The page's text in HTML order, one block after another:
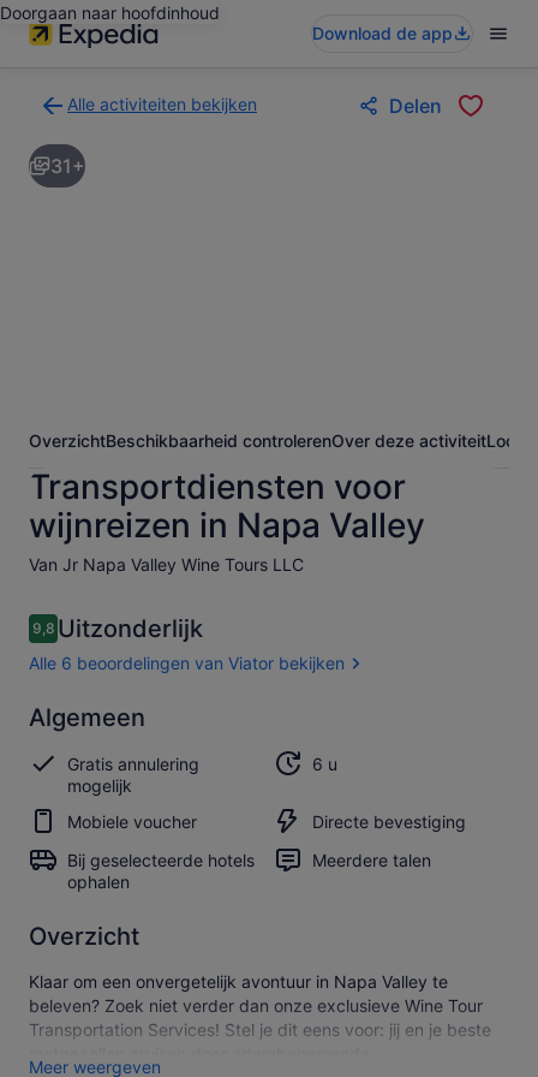
Doorgaan naar hoofdinhoud
Download de app
Alle activiteiten bekijken
naar
de
zoekresultatenpagina
Delen
31+
OverzichtBeschikbaarheid controlerenOver deze activiteit
Transportdiensten voor
wijnreizen in Napa Valley
Van Jr Napa Valley Wine Tours LLC
Beoordelingen
9,89,8 op 10 –
Uitzonderlijk
Alle 6 beoordelingen van Viator bekijken
9.89.8 van 10
Uitzonderlijk
Alle 6
beoordelingen
van Viator
bekijken
Algemeen
Gratis annulering
mogelijk
6 u
Mobiele voucher
Directe bevestiging
Bij geselecteerde hotels
ophalen
Meerdere talen
Overzicht
Klaar om een onvergetelijk avontuur in Napa Valley te
beleven? Zoek niet verder dan onze exclusieve Wine Tour
Transportation Services! Stel je dit eens voor: jij en je beste
Meer weergeven